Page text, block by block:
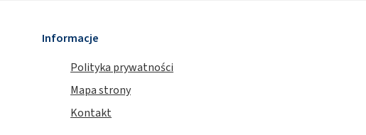
Informacje
Polityka prywatności
Mapa strony
Kontakt